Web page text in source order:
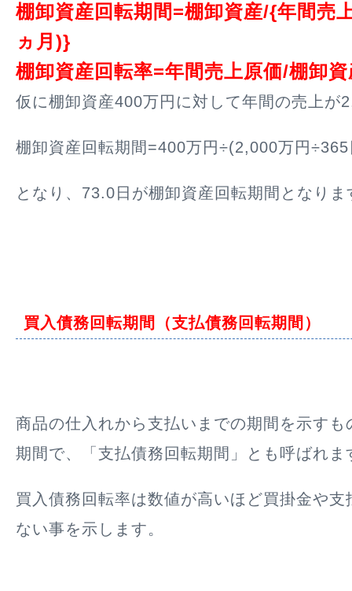
棚卸資産回転期間=棚卸資産/{年間売
ヵ月)}
棚卸資産回転率=年間売上原価/棚卸資
仮に棚卸資産400万円に対して年間の売上が
棚卸資産回転期間=400万円÷(2,000万円
となり、73.0日が棚卸資産回転期間となりま
買入債務回転期間（支払債務回転期間）
商品の仕入れから支払いまでの期間を示すも
期間で、「支払債務回転期間」とも呼ばれま
買入債務回転率は数値が高いほど買掛金や
ない事を示します。